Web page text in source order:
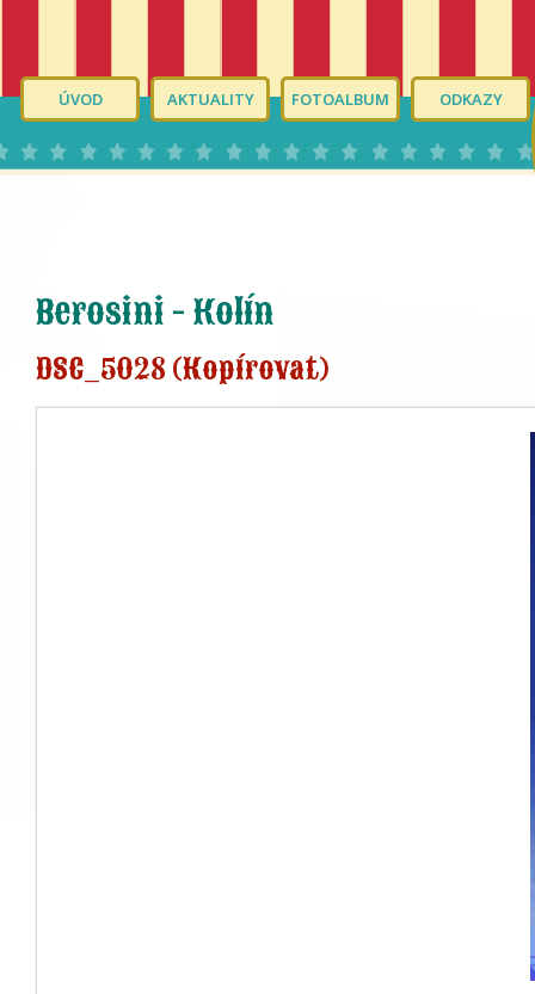
ÚVOD AKTUALITY FOTOALBUM ODKAZY
Berosini - Kolín
DSC_5028 (Kopírovat)